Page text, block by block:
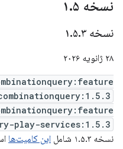
نسخه ۱ .۵
نسخه ۱ .۵.۳
۲۸ ژانویه ۲۰۲۶
play-services:1.5.3
نسخه ۱.۵.۳ شامل
این کامیت‌ها